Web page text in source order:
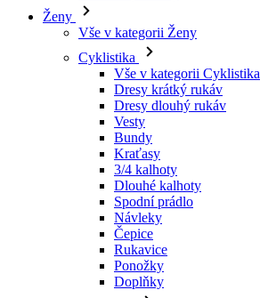
Ženy
Vše v kategorii Ženy
Cyklistika
Vše v kategorii Cyklistika
Dresy krátký rukáv
Dresy dlouhý rukáv
Vesty
Bundy
Kraťasy
3/4 kalhoty
Dlouhé kalhoty
Spodní prádlo
Návleky
Čepice
Rukavice
Ponožky
Doplňky